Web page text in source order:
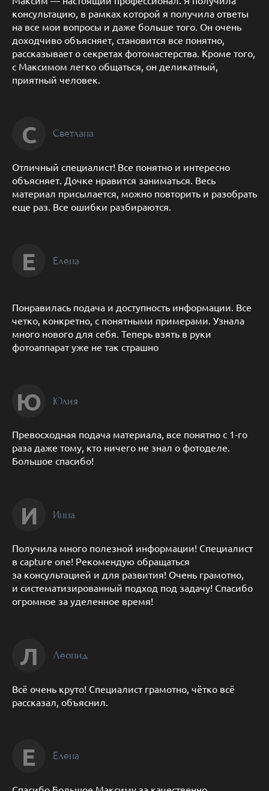
консультацию, в рамках которой я получила ответы
на все мои вопросы и даже больше того. Он очень
доходчиво объясняет, становится все понятно,
рассказывает о секретах фотомастерства. Кроме того,
с Максимом легко общаться, он деликатный,
приятный человек.
С Светлана
Отличный специалист! Все понятно и интересно
объясняет. Дочке нравится заниматься. Весь
материал присылается, можно повторить и разобрать
еще раз. Все ошибки разбираются.
Е Елена
Понравилась подача и доступность информации. Все
четко, конкретно, с понятными примерами. Узнала
много нового для себя. Теперь взять в руки
фотоаппарат уже не так страшно
Ю Юлия
Превосходная подача материала, все понятно с 1-го
раза даже тому, кто ничего не знал о фотоделе.
Большое спасибо!
И Инна
Получила много полезной информации! Специалист
в capture one! Рекомендую обращаться
за консультацией и для развития! Очень грамотно,
и систематизированный подход под задачу! Спасибо
огромное за уделенное время!
Л Леонид
Всё очень круто! Специалист грамотно, чётко всё
рассказал, объяснил.
Е Елена